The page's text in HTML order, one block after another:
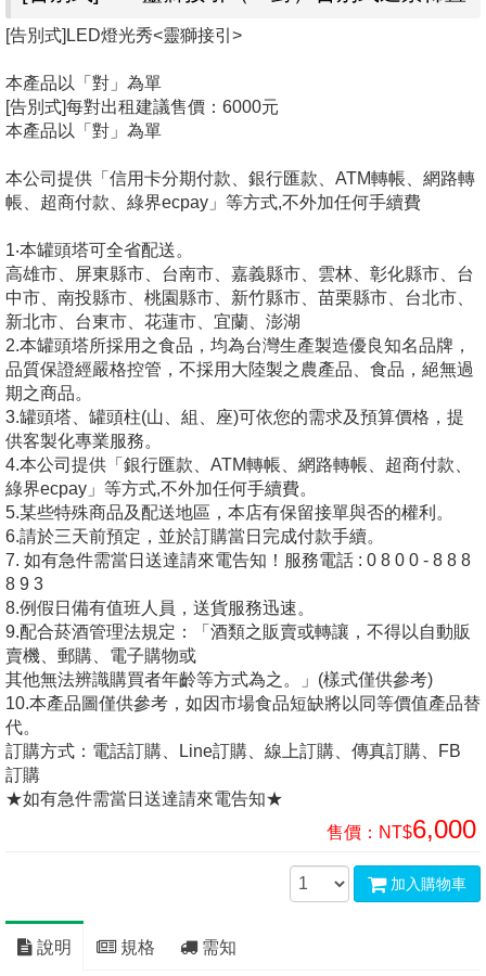
[告別式]LED燈光秀<靈獅接引>
本產品以「對」為單
[告別式]每對出租建議售價：6000元
本產品以「對」為單
本公司提供「信用卡分期付款、銀行匯款、ATM轉帳、網路轉
帳、超商付款、綠界ecpay」等方式,不外加任何手續費
1‧本罐頭塔可全省配送。
高雄市、屏東縣市、台南市、嘉義縣市、雲林、彰化縣市、台
中市、南投縣市、桃園縣市、新竹縣市、苗栗縣市、台北市、
新北市、台東市、花蓮市、宜蘭、澎湖
2.本罐頭塔所採用之食品，均為台灣生產製造優良知名品牌，
品質保證經嚴格控管，不採用大陸製之農產品、食品，絕無過
期之商品。
3.罐頭塔、罐頭柱(山、組、座)可依您的需求及預算價格，提
供客製化專業服務。
4.本公司提供「銀行匯款、ATM轉帳、網路轉帳、超商付款、
綠界ecpay」等方式,不外加任何手續費。
5.某些特殊商品及配送地區，本店有保留接單與否的權利。
6.請於三天前預定，並於訂購當日完成付款手續。
7. 如有急件需當日送達請來電告知！服務電話 : 0 8 0 0 - 8 8 8
8 9 3
8.例假日備有值班人員，送貨服務迅速。
9.配合菸酒管理法規定：「酒類之販賣或轉讓，不得以自動販
賣機、郵購、電子購物或
其他無法辨識購買者年齡等方式為之。」(樣式僅供參考)
10.本產品圖僅供參考，如因市場食品短缺將以同等價值產品替
代。
訂購方式：電話訂購、Line訂購、線上訂購、傳真訂購、FB
訂購
★如有急件需當日送達請來電告知★
售價： NT$6,000
加入購物車
說明 規格 需知